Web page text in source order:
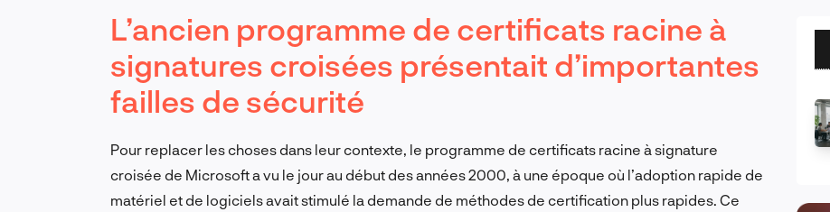
L’ancien programme de certificats racine à
signatures croisées présentait d’importantes
failles de sécurité
Pour replacer les choses dans leur contexte, le programme de certificats racine à signature
croisée de Microsoft a vu le jour au début des années 2000, à une époque où l’adoption rapide de
matériel et de logiciels avait stimulé la demande de méthodes de certification plus rapides. Ce